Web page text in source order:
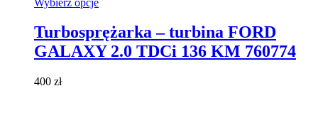
ma
wiele
wariantów.
Turbosprężarka – turbina FORD
GALAXY 2.0 TDCi 136 KM 760774
400 zł